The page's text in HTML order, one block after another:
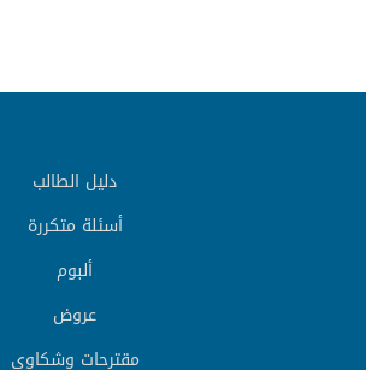
دليل الطالب
أسئلة متكررة
ألبوم
عروض
مقترحات وشكاوي